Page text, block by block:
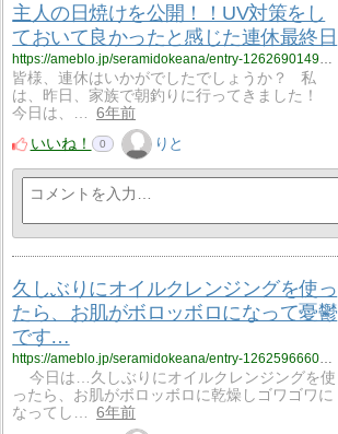
主人の日焼けを公開！！UV対策をし
ておいて良かったと感じた連休最終日
https://ameblo.jp/seramidokeana/entry-12626901497.html
皆様、連休はいかがでしたでしょうか？ 私
は、昨日、家族で朝釣りに行ってきました！
今日は、…
6年前
いいね！
0 りと
久しぶりにオイルクレンジングを使っ
たら、お肌がボロッボロになって憂鬱
です…
https://ameblo.jp/seramidokeana/entry-12625966603.html
今日は…久しぶりにオイルクレンジングを使
ったら、お肌がボロッボロに乾燥しゴワゴワに
なってし…
6年前